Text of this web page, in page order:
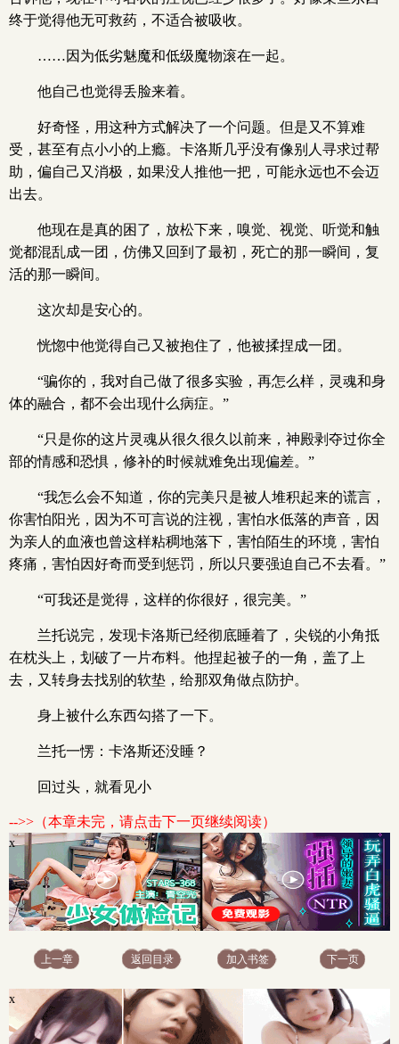
终于觉得他无可救药，不适合被吸收。
……因为低劣魅魔和低级魔物滚在一起。
他自己也觉得丢脸来着。
好奇怪，用这种方式解决了一个问题。但是又不算难
受，甚至有点小小的上瘾。卡洛斯几乎没有像别人寻求过帮
助，偏自己又消极，如果没人推他一把，可能永远也不会迈
出去。
他现在是真的困了，放松下来，嗅觉、视觉、听觉和触
觉都混乱成一团，仿佛又回到了最初，死亡的那一瞬间，复
活的那一瞬间。
这次却是安心的。
恍惚中他觉得自己又被抱住了，他被揉捏成一团。
“骗你的，我对自己做了很多实验，再怎么样，灵魂和身
体的融合，都不会出现什么病症。”
“只是你的这片灵魂从很久很久以前来，神殿剥夺过你全
部的情感和恐惧，修补的时候就难免出现偏差。”
“我怎么会不知道，你的完美只是被人堆积起来的谎言，
你害怕阳光，因为不可言说的注视，害怕水低落的声音，因
为亲人的血液也曾这样粘稠地落下，害怕陌生的环境，害怕
疼痛，害怕因好奇而受到惩罚，所以只要强迫自己不去看。”
“可我还是觉得，这样的你很好，很完美。”
兰托说完，发现卡洛斯已经彻底睡着了，尖锐的小角抵
在枕头上，划破了一片布料。他捏起被子的一角，盖了上
去，又转身去找别的软垫，给那双角做点防护。
身上被什么东西勾搭了一下。
兰托一愣：卡洛斯还没睡？
回过头，就看见小
-->>（本章未完，请点击下一页继续阅读）
x
上一章 返回目录 加入书签 下一页
x